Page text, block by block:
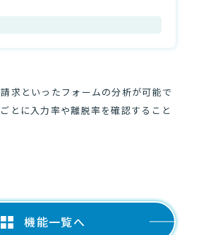
求といったフォームの分析が可能で
とに入力率や離脱率を確認すること
機能一覧へ